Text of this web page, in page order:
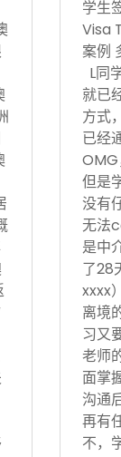
学生
Visa
案例
L同
就已
方式
已经
OMG
但是
没有
无法
是中
了28
xxxx
离境
习又
老师
面掌
沟通
再有
不，